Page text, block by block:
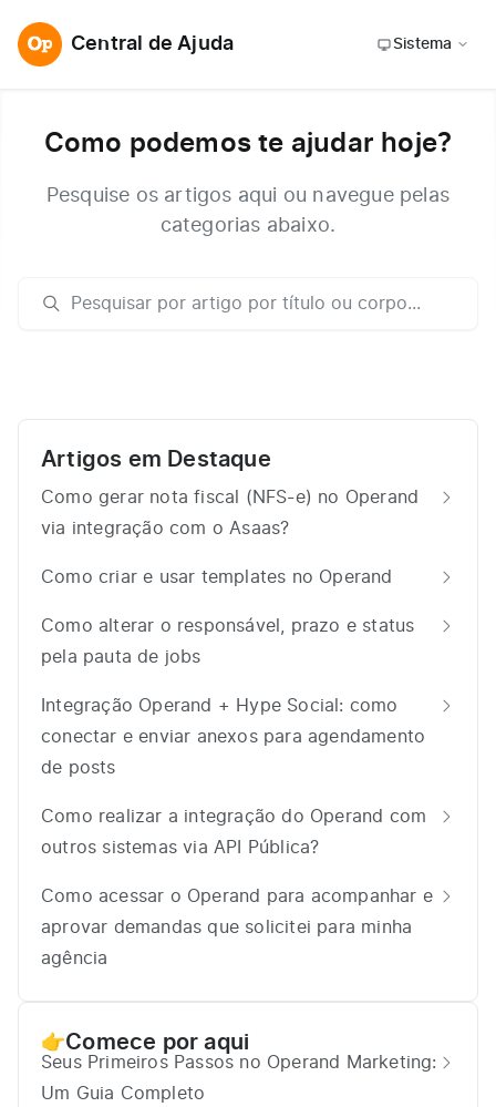
Central de Ajuda Sistema
Como podemos te ajudar hoje?
Pesquise os artigos aqui ou navegue pelas
categorias abaixo.
Artigos em Destaque
Como gerar nota fiscal (NFS-e) no Operand
via integração com o Asaas?
Como criar e usar templates no Operand
Como alterar o responsável, prazo e status
pela pauta de jobs
Integração Operand + Hype Social: como
conectar e enviar anexos para agendamento
de posts
Como realizar a integração do Operand com
outros sistemas via API Pública?
Como acessar o Operand para acompanhar e
aprovar demandas que solicitei para minha
agência
👉Comece por aqui
Seus Primeiros Passos no Operand Marketing:
Um Guia Completo